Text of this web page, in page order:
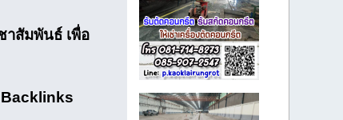
าสัมพันธ์ เพื่อ
Backlinks